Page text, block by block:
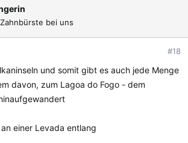
bei uns
#18
und somit gibt es auch jede Menge
davon, zum Lagoa do Fogo - dem
einer Levada entlang